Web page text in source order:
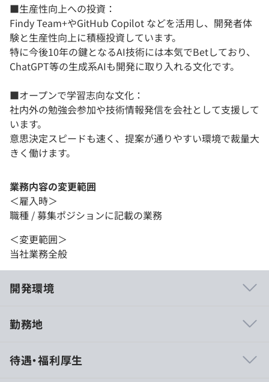
■生産性向上への投資：
Findy Team+やGitHub Copilot などを活用し、開発者体
験と生産性向上に積極投資しています。
特に今後10年の鍵となるAI技術には本気でBetしており、
ChatGPT等の生成系AIも開発に取り入れる文化です。
■オープンで学習志向な文化：
社内外の勉強会参加や技術情報発信を会社として支援して
います。
意思決定スピードも速く、提案が通りやすい環境で裁量大
きく働けます。
業務内容の変更範囲
＜雇入時＞
職種 / 募集ポジションに記載の業務
＜変更範囲＞
当社業務全般
開発環境
ぐ「ミキワメAI 適性検査」
勤務地
待遇・福利厚生